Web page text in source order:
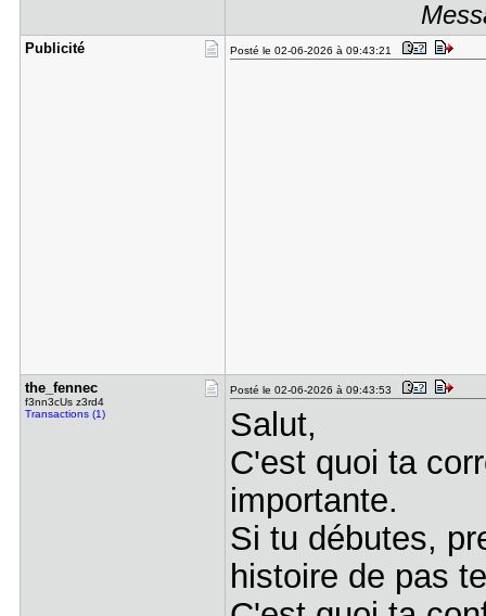
Publicité Posté le 02-06-2026 à 09:43:21
the_fennec
f3nn3cUs z3rd4
Transactions (1)
Posté le 02-06-2026 à 09:43:53
Salut,
C'est quoi ta
importante.
Si tu débutes,
histoire de pas